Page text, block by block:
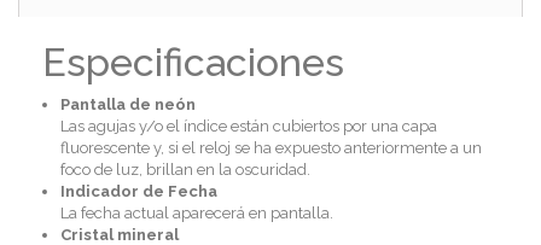
Especificaciones
Pantalla de neón
Las agujas y/o el índice están cubiertos por una capa
fluorescente y, si el reloj se ha expuesto anteriormente a un
foco de luz, brillan en la oscuridad.
Indicador de Fecha
La fecha actual aparecerá en pantalla.
Cristal mineral